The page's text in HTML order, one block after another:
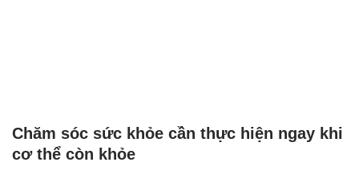
Chăm sóc sức khỏe cần thực hiện ngay khi
cơ thể còn khỏe